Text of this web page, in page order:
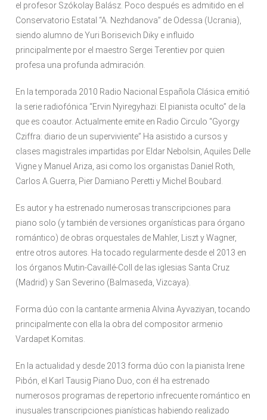
el profesor Szókolay Balász. Poco después es admitido en el
Conservatorio Estatal “A. Nezhdanova” de Odessa (Ucrania),
siendo alumno de Yuri Borisevich Diky e influido
principalmente por el maestro Sergei Terentiev por quien
profesa una profunda admiración.
En la temporada 2010 Radio Nacional Española Clásica emitió
la serie radiofónica “Ervin Nyiregyhazi: El pianista oculto” de la
que es coautor. Actualmente emite en Radio Circulo “Gyorgy
Cziffra: diario de un superviviente” Ha asistido a cursos y
clases magistrales impartidas por Eldar Nebolsin, Aquiles Delle
Vigne y Manuel Ariza, asi como los organistas Daniel Roth,
Carlos A.Guerra, Pier Damiano Peretti y Michel Boubard.
Es autor y ha estrenado numerosas transcripciones para
piano solo (y también de versiones organísticas para órgano
romántico) de obras orquestales de Mahler, Liszt y Wagner,
entre otros autores. Ha tocado regularmente desde el 2013 en
los órganos Mutin-Cavaillé-Coll de las iglesias Santa Cruz
(Madrid) y San Severino (Balmaseda, Vizcaya).
Forma dúo con la cantante armenia Alvina Ayvaziyan, tocando
principalmente con ella la obra del compositor armenio
Vardapet Komitas.
En la actualidad y desde 2013 forma dúo con la pianista Irene
Pibón, el Karl Tausig Piano Duo, con él ha estrenado
numerosos programas de repertorio infrecuente romántico en
inusuales transcripciones pianísticas habiendo realizado